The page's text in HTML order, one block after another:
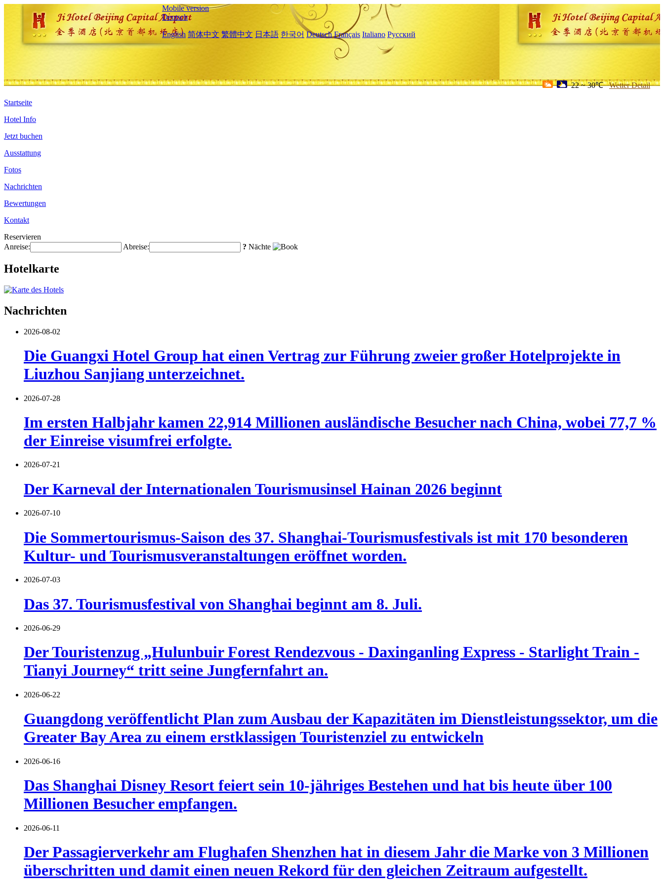
Mobile version
Deutsch
English 简体中文 繁體中文 日本語 한국어 Deutsch Français Italiano Русский
22 ~ 30℃ Wetter Detail
Startseite
Hotel Info
Jetzt buchen
Ausstattung
Fotos
Nachrichten
Bewertungen
Kontakt
Reservieren
Anreise:
Abreise: ? Nächte
Hotelkarte
Nachrichten
2026-08-02
Die Guangxi Hotel Group hat einen Vertrag zur Führung zweier großer Hotelprojekte in
Liuzhou Sanjiang unterzeichnet.
2026-07-28
Im ersten Halbjahr kamen 22,914 Millionen ausländische Besucher nach China, wobei 77,7 %
der Einreise visumfrei erfolgte.
2026-07-21
Der Karneval der Internationalen Tourismusinsel Hainan 2026 beginnt
2026-07-10
Die Sommertourismus-Saison des 37. Shanghai-Tourismusfestivals ist mit 170 besonderen
Kultur- und Tourismusveranstaltungen eröffnet worden.
2026-07-03
Das 37. Tourismusfestival von Shanghai beginnt am 8. Juli.
2026-06-29
Der Touristenzug „Hulunbuir Forest Rendezvous - Daxinganling Express - Starlight Train -
Tianyi Journey“ tritt seine Jungfernfahrt an.
2026-06-22
Guangdong veröffentlicht Plan zum Ausbau der Kapazitäten im Dienstleistungssektor, um die
Greater Bay Area zu einem erstklassigen Touristenziel zu entwickeln
2026-06-16
Das Shanghai Disney Resort feiert sein 10-jähriges Bestehen und hat bis heute über 100
Millionen Besucher empfangen.
2026-06-11
Der Passagierverkehr am Flughafen Shenzhen hat in diesem Jahr die Marke von 3 Millionen
überschritten und damit einen neuen Rekord für den gleichen Zeitraum aufgestellt.